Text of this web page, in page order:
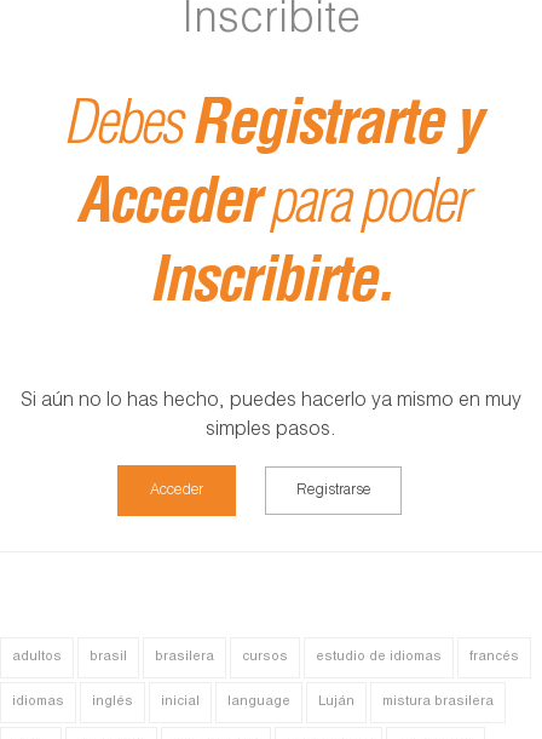
Inscribite
DebesRegistrarte y
Accederpara poder
Inscribirte.
Si aún no lo has hecho, puedes hacerlo ya mismo en muy
simples pasos.
Acceder Registrarse
adultos brasil brasilera cursos estudio de idiomas francés
idiomas inglés inicial language Luján mistura brasilera